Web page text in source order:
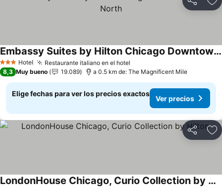
Compartir
3 Estrellas
Hotel Restaurante italiano en el hotel
Embassy Suites by Hilton Chicago Downtown River North
8,3 Muy bueno 19.089 a 0.5 km de: The Magnificent Mile
Elige fechas para ver los precios exactos
Ver precios
Compartir
LondonHouse Chicago, Curio Collection by Hilton